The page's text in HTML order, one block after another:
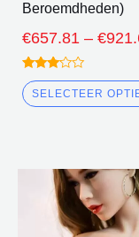
Beroemdheden)
€657.81 – €
gewaardeerd
3.00
uit 5
SELECTEER